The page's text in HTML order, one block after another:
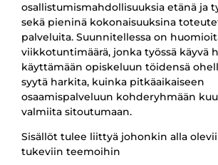
osallistumismahdollisuuksia etänä ja
sekä pieninä kokonaisuuksina
palveluita. Suunnitellessa on
viikkotuntimäärä, jonka työssä käyvä
käyttämään opiskeluun töidensä
syytä harkita, kuinka pitkäaikaiseen
osaamispalveluun kohderyhmään
valmiita sitoutumaan.
Sisällöt tulee liittyä johonkin alla
tukeviin teemoihin